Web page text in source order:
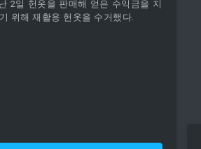
2일 헌옷을 판매해 얻은 수익금을 지
위해 재활용 헌옷을 수거했다.